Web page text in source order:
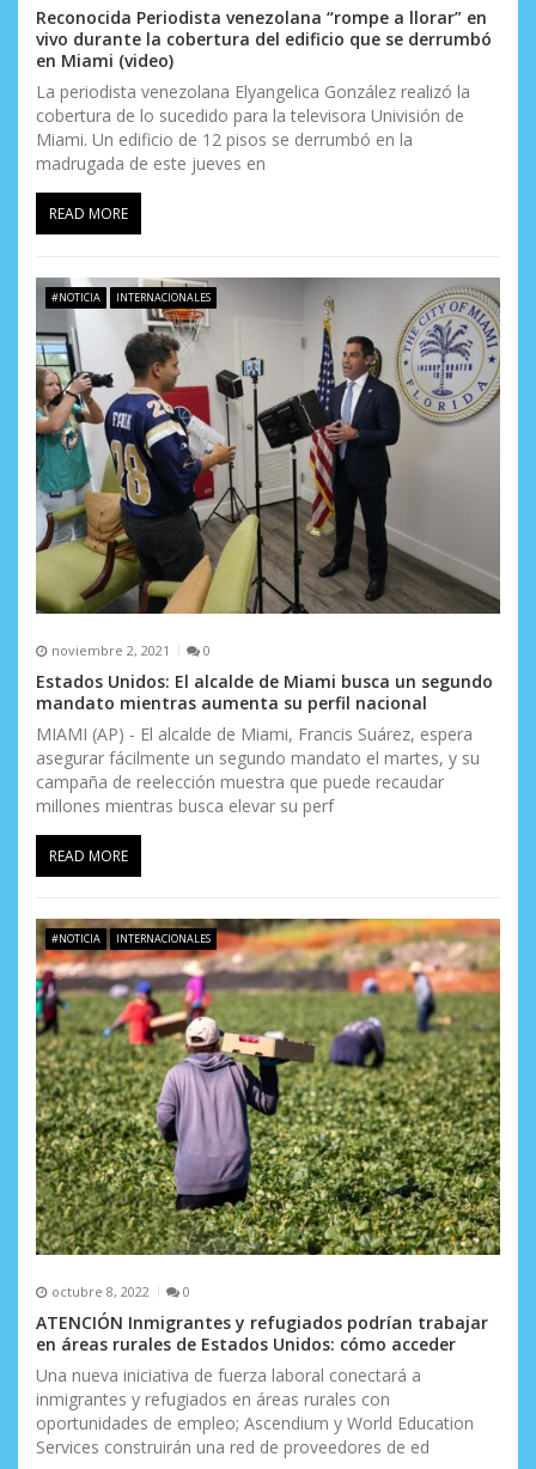
n
t
r
a
d
a
s
Reconocida Periodista venezolana “rompe a llorar” en
vivo durante la cobertura del edificio que se derrumbó
en Miami (video)
La periodista venezolana Elyangelica González realizó la
cobertura de lo sucedido para la televisora Univisión de
Miami. Un edificio de 12 pisos se derrumbó en la
madrugada de este jueves en
READ MORE
#NOTICIA INTERNACIONALES
noviembre 2, 2021 0
Estados Unidos: El alcalde de Miami busca un segundo
mandato mientras aumenta su perfil nacional
MIAMI (AP) - El alcalde de Miami, Francis Suárez, espera
asegurar fácilmente un segundo mandato el martes, y su
campaña de reelección muestra que puede recaudar
millones mientras busca elevar su perf
READ MORE
#NOTICIA INTERNACIONALES
octubre 8, 2022 0
ATENCIÓN Inmigrantes y refugiados podrían trabajar
en áreas rurales de Estados Unidos: cómo acceder
Una nueva iniciativa de fuerza laboral conectará a
inmigrantes y refugiados en áreas rurales con
oportunidades de empleo; Ascendium y World Education
Services construirán una red de proveedores de ed